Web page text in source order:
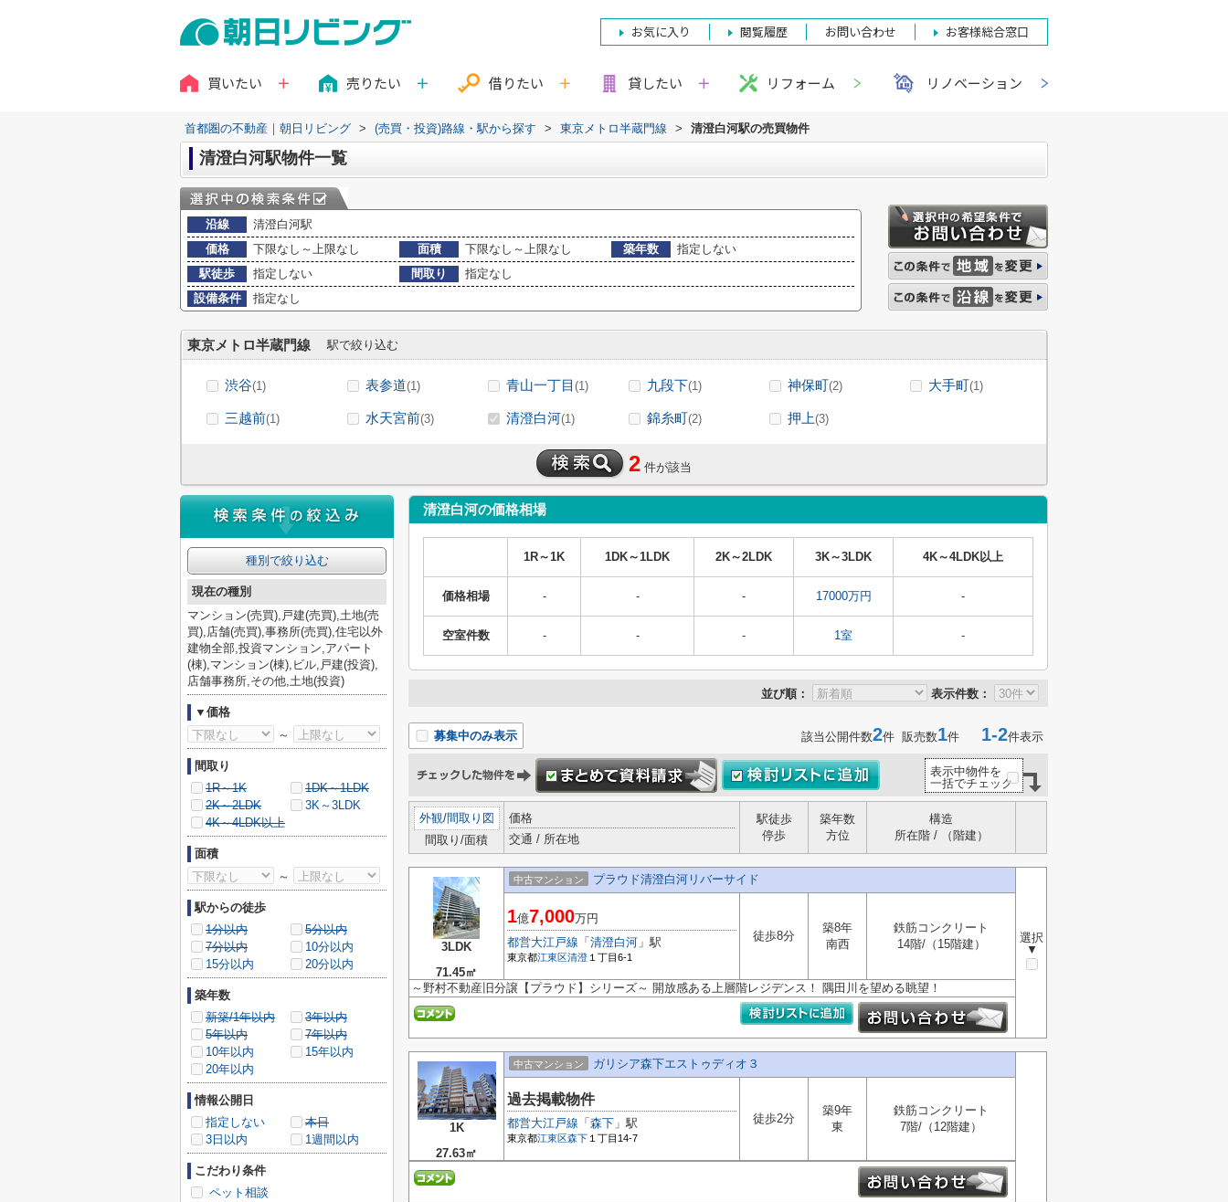
お気に入り 閲覧履歴 お問い合わせ お客様総合窓口
買いたい 売りたい 借りたい 貸したい リフォーム リノベーション
首都圏の不動産｜朝日リビング > (売買・投資)路線・駅から探す > 東京メトロ半蔵門線 > 清澄白河駅の売買物件
清澄白河駅物件一覧
沿線
清澄白河駅
価格
下限なし～上限なし 面積 下限なし～上限なし 築年数
指定しない
駅徒歩
指定しない 間取り
指定なし
設備条件
指定なし
東京メトロ半蔵門線 駅で絞り込む
渋谷(1) 表参道(1) 青山一丁目 (1) 九段下(1) 神保町(2) 大手町(1)
三越前(1) 水天宮前(3) 清澄白河(1) 錦糸町(2) 押上(3)
2 件が該当
清澄白河の価格相場
1R～1K 1DK～1LDK 2K～2LDK 3K～3LDK 4K～4LDK以上
価格相場 - - - 17000万円 -
空室件数 - - - 1室 -
並び順： 表示件数：
募集中のみ表示 該当公開件数2件 販売数1件 1-2件表示
表示中物件を
一括でチェック
外観/間取り図
間取り/面積
価格
交通 / 所在地
駅徒歩
停歩
築年数
方位
構造
所在階 / （階建）
3LDK
71.45㎡
中古マンション プラウド清澄白河リバーサイド
選択
▼
1億7,000万円
都営大江戸線 「 清澄白河 」駅
東京都江東区清澄 １丁目6-1
徒歩8分
築8年
南西
鉄筋コンクリート
14階/（15階建）
～野村不動産旧分譲【プラウド】シリーズ～ 開放感ある上層階レジデンス！ 隅田川を望める眺望！
1K
27.63㎡
中古マンション ガリシア森下エストゥディオ３
過去掲載物件
都営大江戸線 「 森下 」駅
東京都江東区森下 １丁目14-7
徒歩2分
築9年
東
鉄筋コンクリート
7階/（12階建）
種別で絞り込む
現在の種別
マンション(売買),戸建(売買),土地(売
買),店舗(売買),事務所(売買),住宅以外
建物全部,投資マンション,アパート
(棟),マンション(棟),ビル,戸建(投資),
店舗事務所,その他,土地(投資)
▼価格
～
間取り
1R～1K
1DK～1LDK
2K～2LDK
3K～3LDK
4K～4LDK以上
面積
～
駅からの徒歩
1分以内
5分以内
7分以内
10分以内
15分以内
20分以内
築年数
新築/1年以内
3年以内
5年以内
7年以内
10年以内
15年以内
20年以内
情報公開日
指定しない
本日
3日以内
1週間以内
こだわり条件
ペット相談